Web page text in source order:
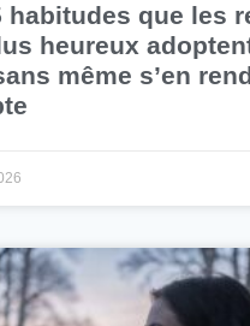
habitudes que les
heureux
même s’en